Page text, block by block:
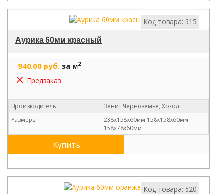
Код товара: 615
Аурика 60мм красный
940.00 руб. за м2
Предзаказ
Производитель
Зенит Черноземье, Хохол
Размеры
238х158х60мм 158х158х60мм
158х78х60мм
Купить
Код товара: 620